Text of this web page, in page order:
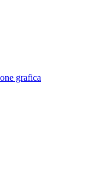
grafica